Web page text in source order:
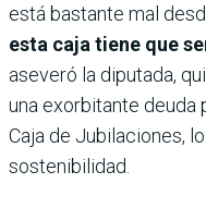
está bastante mal
esta caja tiene que
aseveró la diputada,
una exorbitante deuda
Caja de Jubilaciones,
sostenibilidad.